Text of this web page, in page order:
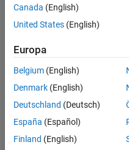
22
Sep.
1
Antwort
Antwort
akzeptiert
Aktualisiert
Canada (English)
United States (English)
Europa
Belgium (English)
Denmark (English)
Deutschland (Deutsch)
España (Español)
Finland (English)